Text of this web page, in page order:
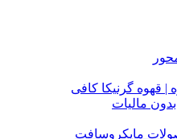
| قهوه گرنیکا کافی
مالیات
مایکروسافت